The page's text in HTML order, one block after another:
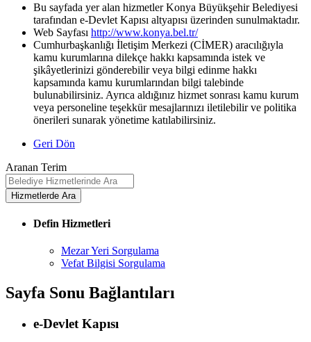
Bu sayfada yer alan hizmetler Konya Büyükşehir Belediyesi
tarafından e-Devlet Kapısı altyapısı üzerinden sunulmaktadır.
Web Sayfası http://www.konya.bel.tr/
Cumhurbaşkanlığı İletişim Merkezi (CİMER) aracılığıyla
kamu kurumlarına dilekçe hakkı kapsamında istek ve
şikâyetlerinizi gönderebilir veya bilgi edinme hakkı
kapsamında kamu kurumlarından bilgi talebinde
bulunabilirsiniz. Ayrıca aldığınız hizmet sonrası kamu kurum
veya personeline teşekkür mesajlarınızı iletilebilir ve politika
önerileri sunarak yönetime katılabilirsiniz.
Geri Dön
Aranan Terim
Defin Hizmetleri
Mezar Yeri Sorgulama
Vefat Bilgisi Sorgulama
Sayfa Sonu Bağlantıları
e-Devlet Kapısı